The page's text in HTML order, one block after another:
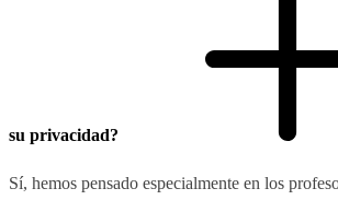
su privacidad?
Sí, hemos pensado especialmente en los